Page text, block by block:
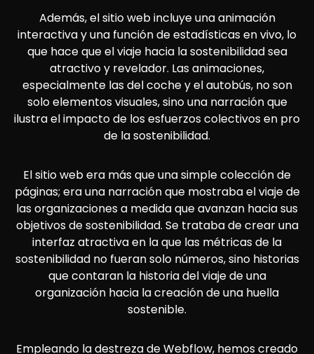
Además, el sitio web incluye una animación
interactiva y una función de estadísticas en vivo, lo
que hace que el viaje hacia la sostenibilidad sea
atractivo y revelador. Las animaciones,
especialmente las del coche y el autobús, no son
solo elementos visuales, sino una narración que
ilustra el impacto de los esfuerzos colectivos en pro
de la sostenibilidad.
El sitio web era más que una simple colección de
páginas; era una narración que mostraba el viaje de
las organizaciones a medida que avanzan hacia sus
objetivos de sostenibilidad. Se trataba de crear una
interfaz atractiva en la que las métricas de la
sostenibilidad no fueran solo números, sino historias
que contaran la historia del viaje de una
organización hacia la creación de una huella
sostenible.
Empleando la destreza de Webflow, hemos creado